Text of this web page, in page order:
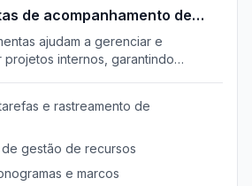
de acompanhamento de
ajudam a gerenciar e
projetos internos, garantindo
e rastreamento de
gestão de recursos
e marcos